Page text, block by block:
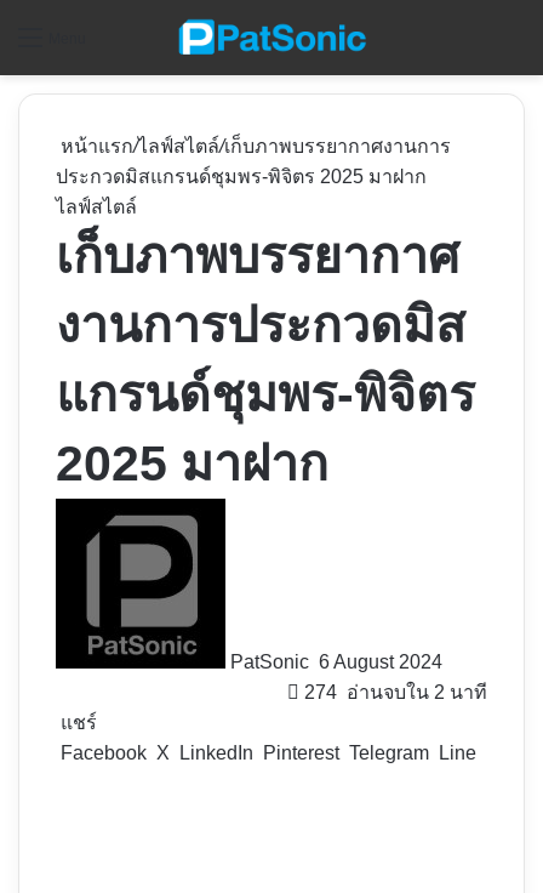
หน้าแรก/ไลฟ์สไตล์/เก็บภาพบรรยากาศงานการ
ประกวดมิสแกรนด์ชุมพร-พิจิตร 2025 มาฝาก
ไลฟ์สไตล์
เก็บภาพบรรยากาศ
งานการประกวดมิส
แกรนด์ชุมพร-พิจิตร
2025 มาฝาก
PatSonic 6 August 2024
274 อ่านจบใน 2 นาที
แชร์
Facebook X LinkedIn Pinterest Telegram Line